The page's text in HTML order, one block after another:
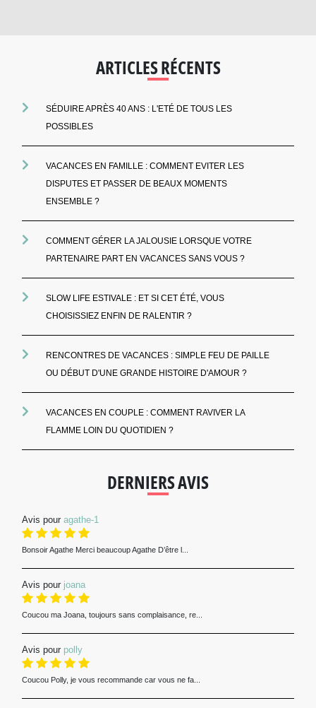
ARTICLES RÉCENTS
SÉDUIRE APRÈS 40 ANS : L'ETÉ DE TOUS LES
POSSIBLES
VACANCES EN FAMILLE : COMMENT EVITER LES
DISPUTES ET PASSER DE BEAUX MOMENTS
ENSEMBLE ?
COMMENT GÉRER LA JALOUSIE LORSQUE VOTRE
PARTENAIRE PART EN VACANCES SANS VOUS ?
SLOW LIFE ESTIVALE : ET SI CET ÉTÉ, VOUS
CHOISISSIEZ ENFIN DE RALENTIR ?
RENCONTRES DE VACANCES : SIMPLE FEU DE PAILLE
OU DÉBUT D'UNE GRANDE HISTOIRE D'AMOUR ?
VACANCES EN COUPLE : COMMENT RAVIVER LA
FLAMME LOIN DU QUOTIDIEN ?
DERNIERS AVIS
Avis pour agathe-1
Bonsoir Agathe Merci beaucoup Agathe D’être l...
Avis pour joana
Coucou ma Joana, toujours sans complaisance, re...
Avis pour polly
Coucou Polly, je vous recommande car vous ne fa...